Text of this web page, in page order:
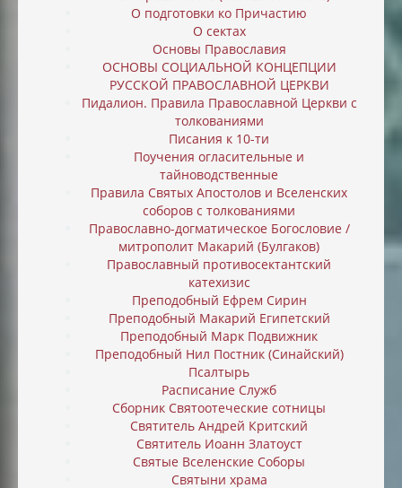
О подготовки ко Причастию
О сектах
Основы Православия
ОСНОВЫ СОЦИАЛЬНОЙ КОНЦЕПЦИИ
РУССКОЙ ПРАВОСЛАВНОЙ ЦЕРКВИ
Пидалион. Правила Православной Церкви с
толкованиями
Писания к 10-ти
Поучения огласительные и
тайноводственные
Правила Святых Апостолов и Вселенских
соборов с толкованиями
Православно-догматическое Богословие /
митрополит Макарий (Булгаков)
Православный противосектантский
катехизис
Преподобный Ефрем Сирин
Преподобный Макарий Египетский
Преподобный Марк Подвижник
Преподобный Нил Постник (Синайский)
Псалтырь
Расписание Служб
Сборник Святоотеческие сотницы
Святитель Андрей Критский
Святитель Иоанн Златоуст
Святые Вселенские Соборы
Святыни храма